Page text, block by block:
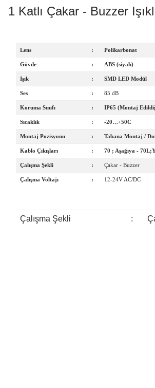
1 Katlı Çakar - Buzzer
Lens : Polikarbonat
Gövde : ABS (siyah)
Işık : SMD LED Modül
Ses : 85 dB
Koruma Sınıfı : IP65 (Montaj
Sıcaklık : -20…+50C
Montaj Pozisyonu : Tabana Montaj /
Kablo Çıkışları : 70 ; Aşağıya -
Çalışma Şekli : Çakar - Buzzer
Çalışma Voltajı : 12-24V AC/DC
Çalışma Şekli :